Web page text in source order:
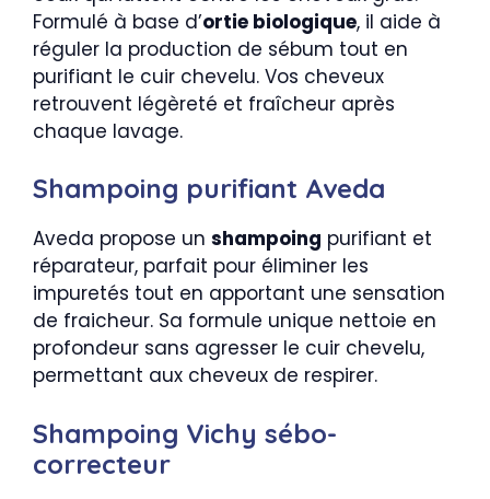
Formulé à base d’ortie biologique, il aide à
réguler la production de sébum tout en
purifiant le cuir chevelu. Vos cheveux
retrouvent légèreté et fraîcheur après
chaque lavage.
Shampoing purifiant Aveda
Aveda propose un shampoing purifiant et
réparateur, parfait pour éliminer les
impuretés tout en apportant une sensation
de fraicheur. Sa formule unique nettoie en
profondeur sans agresser le cuir chevelu,
permettant aux cheveux de respirer.
Shampoing Vichy sébo-
correcteur